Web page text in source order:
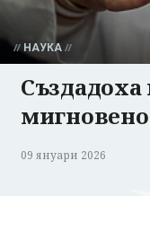
НАУКА
Създадоха
09 януари 2026